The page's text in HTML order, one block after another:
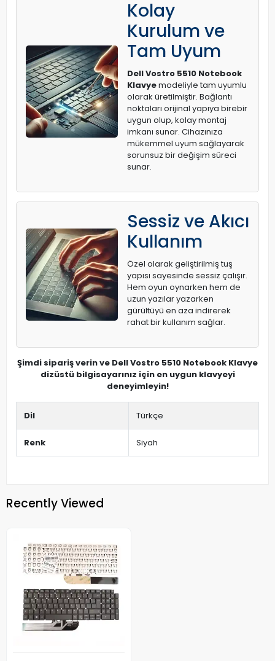
Kolay
Kurulum ve
Tam Uyum
Dell Vostro 5510 Notebook
Klavyemodeliyle tam uyumlu
olarak üretilmiştir. Bağlantı
noktaları orijinal yapıya birebir
uygun olup, kolay montaj
imkanı sunar. Cihazınıza
mükemmel uyum sağlayarak
sorunsuz bir değişim süreci
sunar.
Sessiz ve Akıcı
Kullanım
Özel olarak geliştirilmiş tuş
yapısı sayesinde sessiz çalışır.
Hem oyun oynarken hem de
uzun yazılar yazarken
gürültüyü en aza indirerek
rahat bir kullanım sağlar.
Şimdi sipariş verin ve Dell Vostro 5510 Notebook Klavye
dizüstü bilgisayarınız için en uygun klavyeyi
deneyimleyin!
Dil Türkçe
Renk Siyah
Recently Viewed